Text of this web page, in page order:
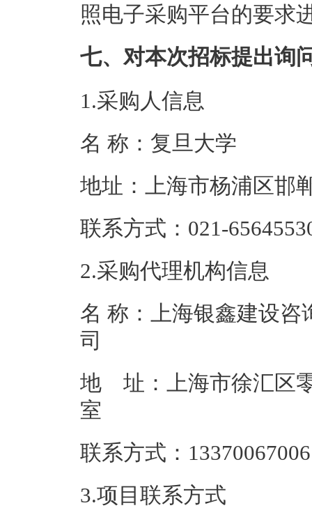
照电子采购平台的要求
七、对本次招标提出询
1.采购人信息
名 称：复旦
地址：上海市
联系方式：021-
2.采购代理机构信息
名 称：上海银鑫建设咨
地 址：上海市徐汇区
联系方式：
3.项目联系方式